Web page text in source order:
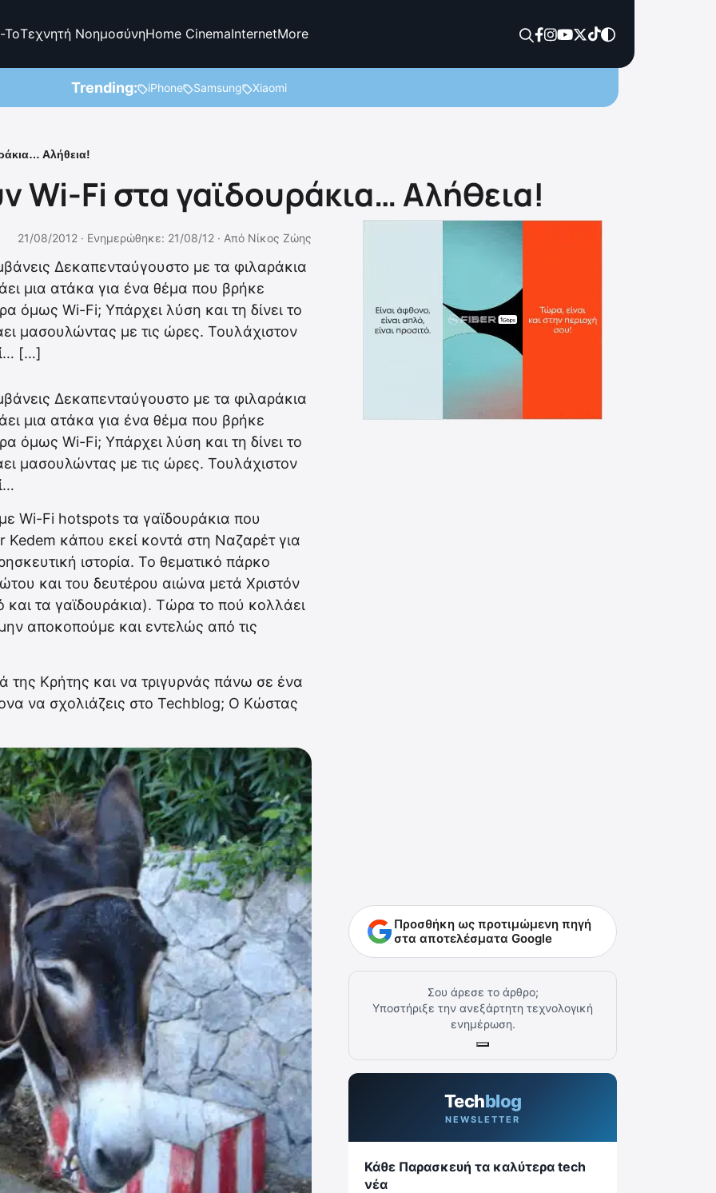
ToΤεχνητή ΝοημοσύνηHome CinemaInternetMore
Trending: iPhone Samsung Xiaomi
Αλήθεια!
Wi-Fi στα γαϊδουράκια… Αλήθεια!
21/08/2012 · Ενημερώθηκε: 21/08/12 · Από Νίκος Ζώης
Δεκαπενταύγουστο με τα φιλαράκια
μια ατάκα για ένα θέμα που βρήκε
όμως Wi-Fi; Υπάρχει λύση και τη δίνει το
μασουλώντας με τις ώρες. Τουλάχιστον
[…]
Δεκαπενταύγουστο με τα φιλαράκια
μια ατάκα για ένα θέμα που βρήκε
όμως Wi-Fi; Υπάρχει λύση και τη δίνει το
μασουλώντας με τις ώρες. Τουλάχιστον
Wi-Fi hotspots τα γαϊδουράκια που
κάπου εκεί κοντά στη Ναζαρέτ για
ιστορία. Το θεματικό πάρκο
και του δευτέρου αιώνα μετά Χριστόν
και τα γαϊδουράκια). Τώρα το πού κολλάει
αποκοπούμε και εντελώς από τις
της Κρήτης και να τριγυρνάς πάνω σε ένα
να σχολιάζεις στο Techblog; O Κώστας
Προσθήκη ως προτιμώμενη πηγή
στα αποτελέσματα Google
Σου άρεσε το άρθρο;
Υποστήριξε την ανεξάρτητη τεχνολογική
ενημέρωση.
Techblog
NEWSLETTER
Κάθε Παρασκευή τα καλύτερα tech
νέα